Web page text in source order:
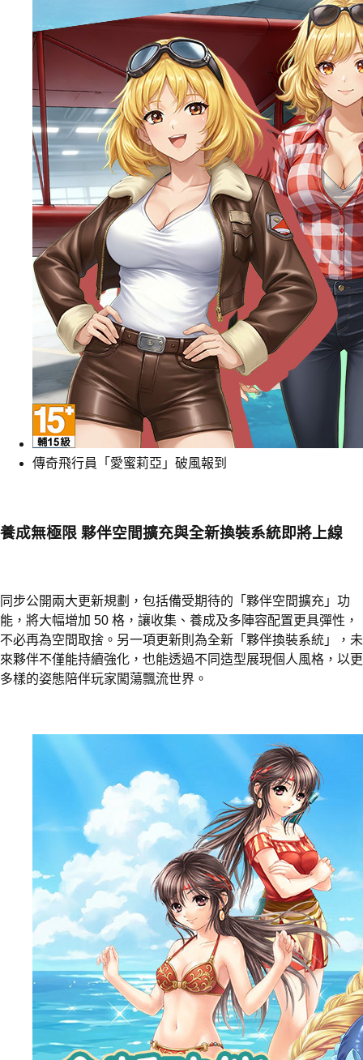
傳奇飛行員「愛蜜莉亞」破風報到
養成無極限 夥伴空間擴充與全新換裝系統即將上線
同步公開兩大更新規劃，包括備受期待的「夥伴空間擴充」功
能，將大幅增加 50 格，讓收集、養成及多陣容配置更具彈性，
不必再為空間取捨。另一項更新則為全新「夥伴換裝系統」，未
來夥伴不僅能持續強化，也能透過不同造型展現個人風格，以更
多樣的姿態陪伴玩家闖蕩飄流世界。